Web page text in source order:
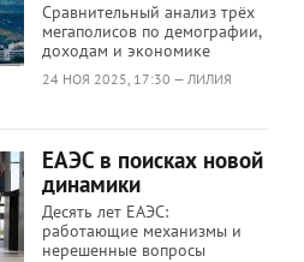
Сравнительный анализ трёх
мегаполисов по демографии,
доходам и экономике
24 НОЯ 2025, 17:30 — ЛИЛИЯ
ЕАЭС в поисках новой
динамики
Десять лет ЕАЭС:
работающие механизмы и
нерешенные вопросы